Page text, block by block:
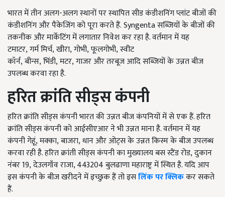
भारत में तीन अलग-अलग स्थानों पर स्थापित सीड कंडीशनिंग प्लांट बीजों की
कंडीशनिंग और पैकेजिंग को पूरा करते हैं.Syngentaसब्जियों के बीजों की
तकनीक और मार्केटिंग में लगातार निवेश कर रहा है. वर्तमान में यह
टमाटर,गर्म मिर्च,खीरा,गोभी,फूलगोभी,स्वीट
कॉर्न,बीन्स,भिंडी,मटर,गाजर और तरबूज आदि सब्जियों के उन्नत बीज
उपलब्ध करवा रहा है.
हरित क्रांति सीड्स कंपनी
हरित क्रांति सीड्स कंपनी भारत की उन्नत बीज कंपनियों में से एक हैं. हरित
क्रांति सीड्स कंपनी को आईसीएआर ने भी उन्नत माना है. वर्तमान में यह
कंपनी गेहूं,मक्का,बाजरा,धान और ओट्स के उन्नत किस्म के बीज उपलब्ध
करवा रही है. हरित क्रांती सीड्स कंपनी का मुख्यालय बस स्टैंड रोड,दुकान
नंबर19,देउलगाँव राजा, 443204बुलढाणा महाराष्ट्र में स्थित है. यदि आप
इस कंपनी के बीज खरीदने में इच्छुक हैं तो इसलिंक पर क्लिककर सकते
हैं.